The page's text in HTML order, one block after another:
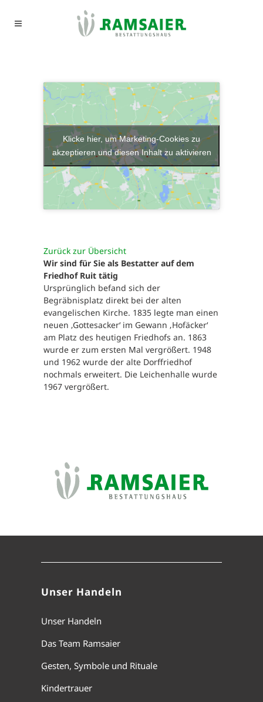
Klicke hier, um Marketing-Cookies zu
akzeptieren und diesen Inhalt zu aktivieren
Zurück zur Übersicht
Wir sind für Sie als Bestatter auf dem
Friedhof Ruit tätig
Ursprünglich befand sich der
Begräbnisplatz direkt bei der alten
evangelischen Kirche. 1835 legte man einen
neuen ‚Gottesacker‘ im Gewann ‚Hofäcker‘
am Platz des heutigen Friedhofs an. 1863
wurde er zum ersten Mal vergrößert. 1948
und 1962 wurde der alte Dorffriedhof
nochmals erweitert. Die Leichenhalle wurde
1967 vergrößert.
Unser Handeln
Unser Handeln
Das Team Ramsaier
Gesten, Symbole und Rituale
Kindertrauer